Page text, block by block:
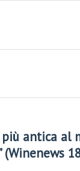
più antica